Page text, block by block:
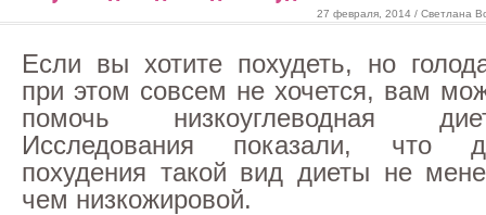
27 февраля, 2014 / Светлана
Если вы хотите похудеть, но
при этом совсем не хочется, вам
помочь низкоуглеводная
Исследования показали, что
похудения такой вид диеты не
чем низкожировой.